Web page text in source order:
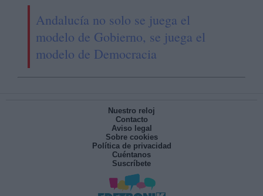
Andalucía no solo se juega el
modelo de Gobierno, se juega el
modelo de Democracia
Nuestro reloj
Contacto
Aviso legal
Sobre cookies
Política de privacidad
Cuéntanos
Suscríbete